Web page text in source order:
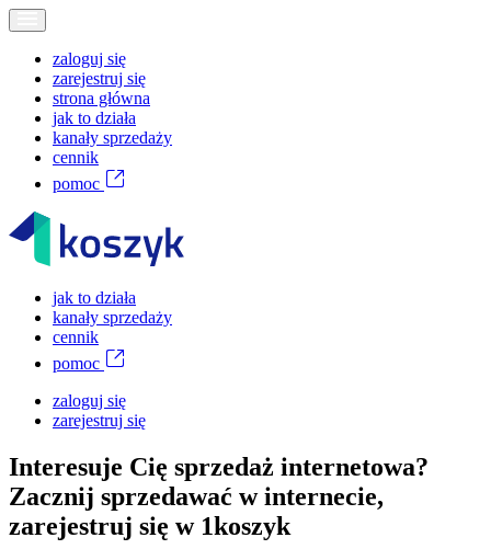
zaloguj się
zarejestruj się
strona główna
jak to działa
kanały sprzedaży
cennik
pomoc
jak to działa
kanały sprzedaży
cennik
pomoc
zaloguj się
zarejestruj się
Interesuje Cię sprzedaż internetowa?
Zacznij sprzedawać w internecie,
zarejestruj się w 1koszyk